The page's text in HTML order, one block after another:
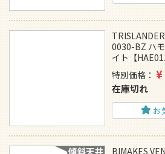
0030-BZ ハ
イト【
特別価格
¥
在庫切れ
お
BIMAKES